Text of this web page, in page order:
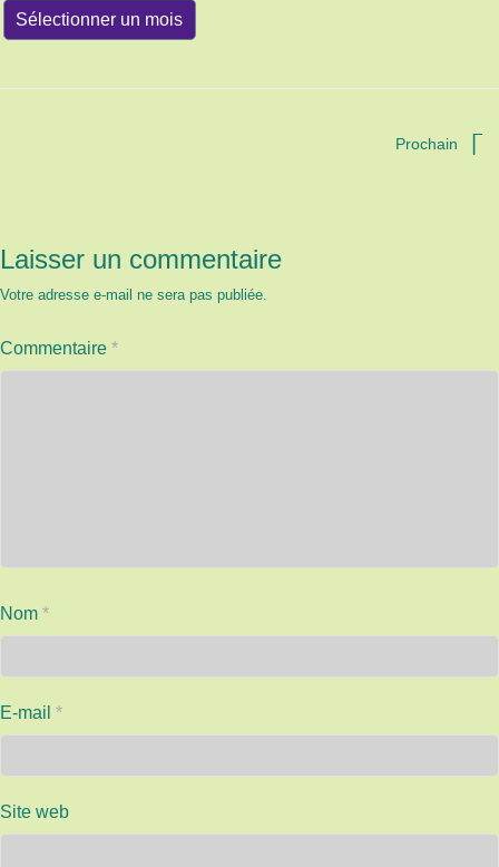
Archives
Prochain
Laisser un commentaire
Votre adresse e-mail ne sera pas publiée.
Commentaire *
Nom *
E-mail *
Site web